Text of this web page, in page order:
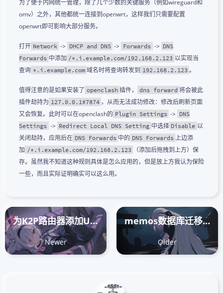
为了便于内网统一管理，除了几个少数的关键服务（例如wireguard和
omv）之外，其他都统一连接到openwrt，这样我们只需要配置
openwrt即可影响大部分服务。
打开 Network -> DHCP and DNS -> Forwards -> DNS
Forwards 中添加 /*.i.example.com/192.168.2.123 以实现当
查询 *.i.example.com 域名时将查询转发到 192.168.2.123 。
值得注意的是如果安装了 openclash 插件， dns forward 将会被此
插件劫持为 127.0.0.1#7874 ，从而无法成功修改：修改后刷新页面
又会恢复。此时可以在openclash的 Plugin Settings -> DNS
Settings -> Redirect Local DNS Setting 中选择 Disable 以
关闭劫持，应用后在 DNS Forwards 中的 DNS Forwards 上边添
加 /*.i.example.com/192.168.2.123
（添加后拖拽到上方）保
存。虽然我不知道这种规则具体是怎么应用的，但是放上方我认为保险
一些，而且实际证明确实可以这么用。
为K2P路由器添加USB接口并用U盘作为根目录
Newer
memos数据库迁移：从sqlite到postgresql
Older